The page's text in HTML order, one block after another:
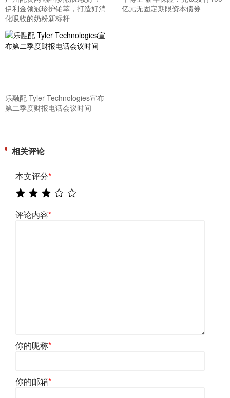
伊利金领冠珍护铂萃，打造好消
化吸收的奶粉新标杆
亿元无固定期限资本债券
乐融配 Tyler Technologies宣布
第二季度财报电话会议时间
相关评论
本文评分*
评论内容*
你的昵称*
你的邮箱*